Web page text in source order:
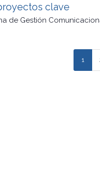
clave
de Gestión
1